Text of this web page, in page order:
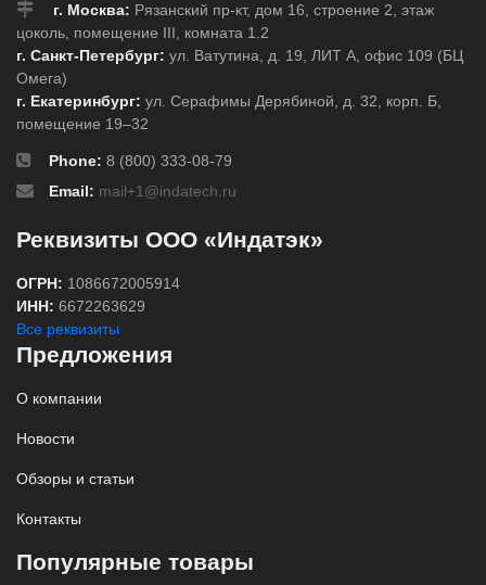
г. Москва: Рязанский пр-кт, дом 16, строение 2, этаж
цоколь, помещение III, комната 1.2
г. Санкт-Петербург: ул. Ватутина, д. 19, ЛИТ А, офис 109 (БЦ
Омега)
г. Екатеринбург: ул. Серафимы Дерябиной, д. 32, корп. Б,
помещение 19–32
Phone: 8 (800) 333-08-79
Email: mail+1@indatech.ru
Реквизиты ООО «Индатэк»
ОГРН: 1086672005914
ИНН: 6672263629
Все реквизиты
Предложения
О компании
Новости
Обзоры и статьи
Контакты
Популярные товары